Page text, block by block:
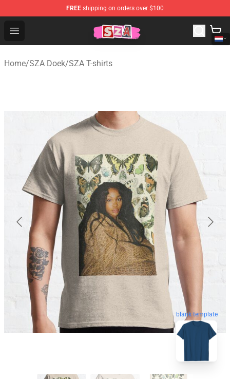
FREE shipping on orders over $100
Open menu
SZA Shop - Official SZA Merchandise Store
Home/SZA Doek/SZA T-shirts
blank template